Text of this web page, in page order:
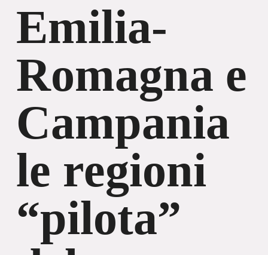
Emilia-
Romagna e
Campania
le regioni
“pilota”